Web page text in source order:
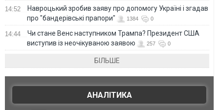
14:52
Навроцький зробив заяву про допомогу Україні і згадав
про "бандерівські прапори"
1384 0
14:44
Чи стане Венс наступником Трампа? Президент США
виступив із неочікуваною заявою
257 0
БІЛЬШЕ
АНАЛІТИКА